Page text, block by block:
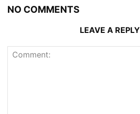
NO COMMENTS
LEAVE A REPLY